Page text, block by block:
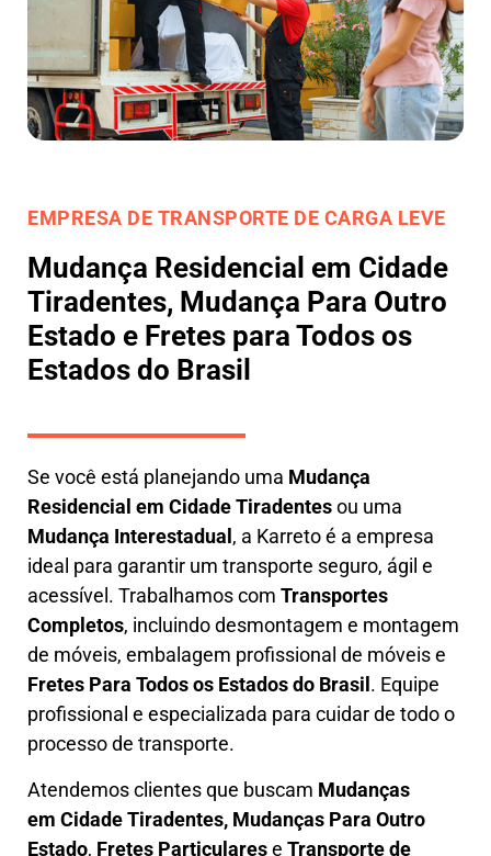
EMPRESA DE TRANSPORTE DE CARGA LEVE
Mudança Residencial em Cidade
Tiradentes, Mudança Para Outro
Estado e Fretes para Todos os
Estados do Brasil
Se você está planejando uma Mudança
Residencial em Cidade Tiradentesou uma
Mudança Interestadual , a Karretoé a empresa
ideal para garantir um transporte seguro, ágil e
acessível. Trabalhamos com Transportes
Completos, incluindodesmontagem e montagem
de móveis, embalagem profissional de móveis e
Fretes Para Todos os Estados do Brasil . Equipe
profissional e especializada para cuidar de todo o
processo de transporte.
Atendemos clientes que buscam Mudanças
em Cidade Tiradentes, Mudanças Para Outro
Estado, Fretes Particularese Transportede